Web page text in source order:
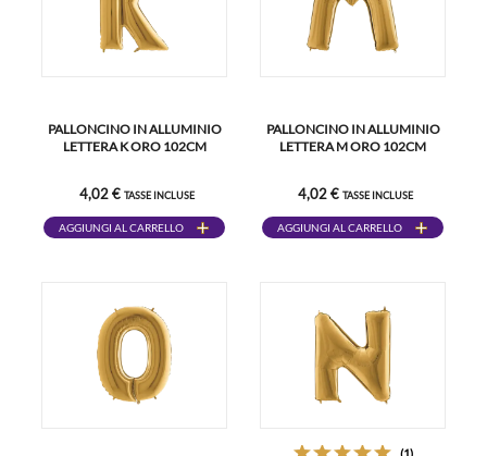
PALLONCINO IN ALLUMINIO
LETTERA K ORO 102CM
4,02 € TASSE INCLUSE
AGGIUNGI AL CARRELLO
PALLONCINO IN ALLUMINIO
LETTERA M ORO 102CM
4,02 € TASSE INCLUSE
AGGIUNGI AL CARRELLO